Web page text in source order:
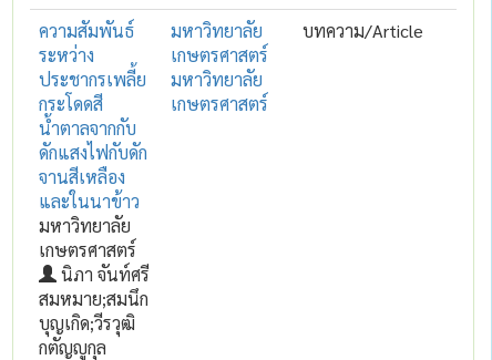
ความสัมพันธ์
ระหว่าง
ประชากรเพลี้ย
กระโดดสี
น้ำตาลจากกับ
ดักแสงไฟกับดัก
จานสีเหลือง
และในนาข้าว
มหาวิทยาลัย
เกษตรศาสตร์
นิภา จันท์ศรี
สมหมาย;สมนึก
บุญเกิด;วีรวุฒิ
กตัญญูกุล
มหาวิทยาลัย
เกษตรศาสตร์
มหาวิทยาลัย
เกษตรศาสตร์
บทความ/Article